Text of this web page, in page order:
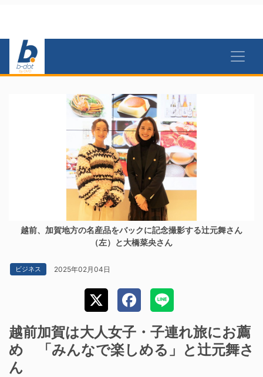
越前、加賀地方の名産品をバックに記念撮影する辻元舞さん
（左）と大橋菜央さん
ビジネス 2025年02月04日
越前加賀は大人女子・子連れ旅にお薦
め 「みんなで楽しめる」と辻元舞さ
ん